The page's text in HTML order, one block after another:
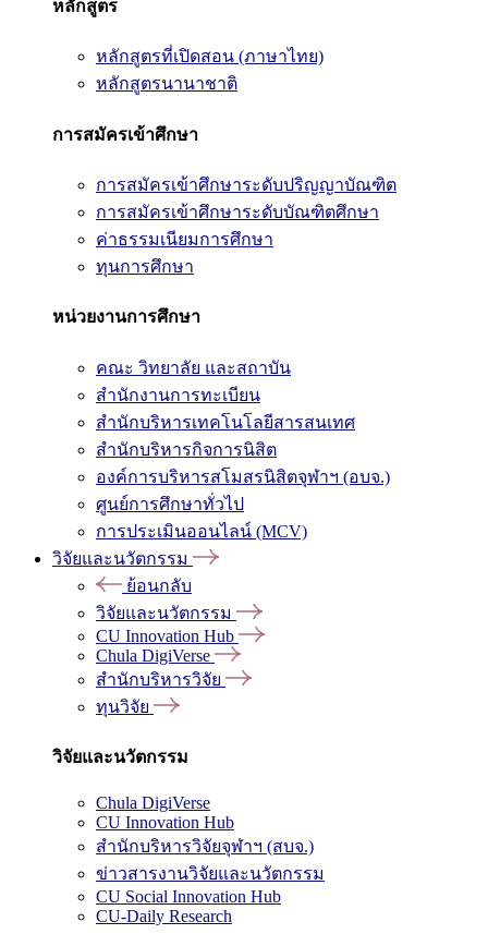
หลักสูตร
หลักสูตรที่เปิดสอน (ภาษาไทย)
หลักสูตรนานาชาติ
การสมัครเข้าศึกษา
การสมัครเข้าศึกษาระดับปริญญาบัณฑิต
การสมัครเข้าศึกษาระดับบัณฑิตศึกษา
ค่าธรรมเนียมการศึกษา
ทุนการศึกษา
หน่วยงานการศึกษา
คณะ วิทยาลัย และสถาบัน
สำนักงานการทะเบียน
สำนักบริหารเทคโนโลยีสารสนเทศ
สำนักบริหารกิจการนิสิต
องค์การบริหารสโมสรนิสิตจุฬาฯ (อบจ.)
ศูนย์การศึกษาทั่วไป
การประเมินออนไลน์ (MCV)
วิจัยและนวัตกรรม
ย้อนกลับ
วิจัยและนวัตกรรม
CU Innovation Hub
Chula DigiVerse
สำนักบริหารวิจัย
ทุนวิจัย
วิจัยและนวัตกรรม
Chula DigiVerse
CU Innovation Hub
สำนักบริหารวิจัยจุฬาฯ (สบจ.)
ข่าวสารงานวิจัยและนวัตกรรม
CU Social Innovation Hub
CU-Daily Research